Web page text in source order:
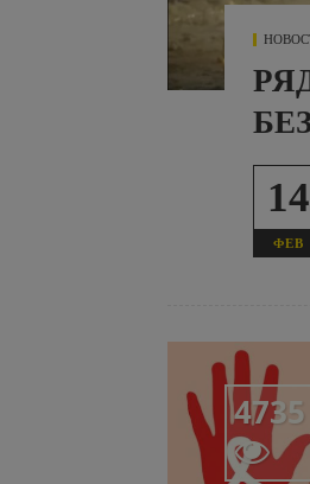
14
ФЕВ
4735
